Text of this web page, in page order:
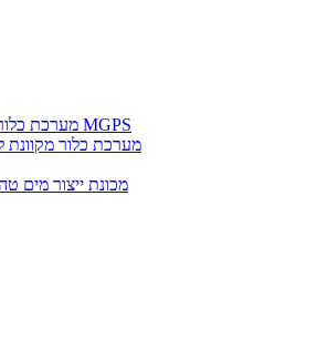
מערכת כלור מקוונת לאלקטרוליזה של מי ים של MGPS
מערכת כלור מקוונת
מכונת ייצור מים